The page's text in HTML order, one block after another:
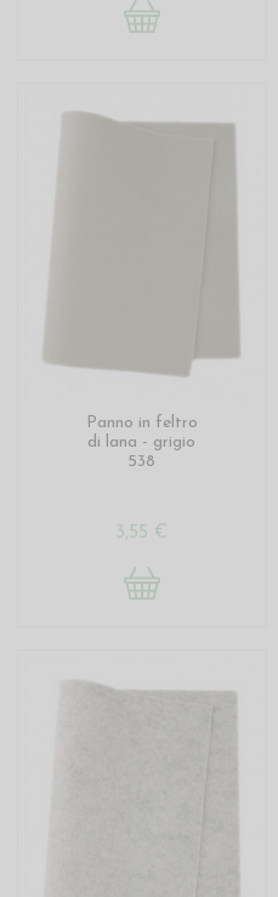
Panno in feltro
di lana - grigio
538
3,55 €